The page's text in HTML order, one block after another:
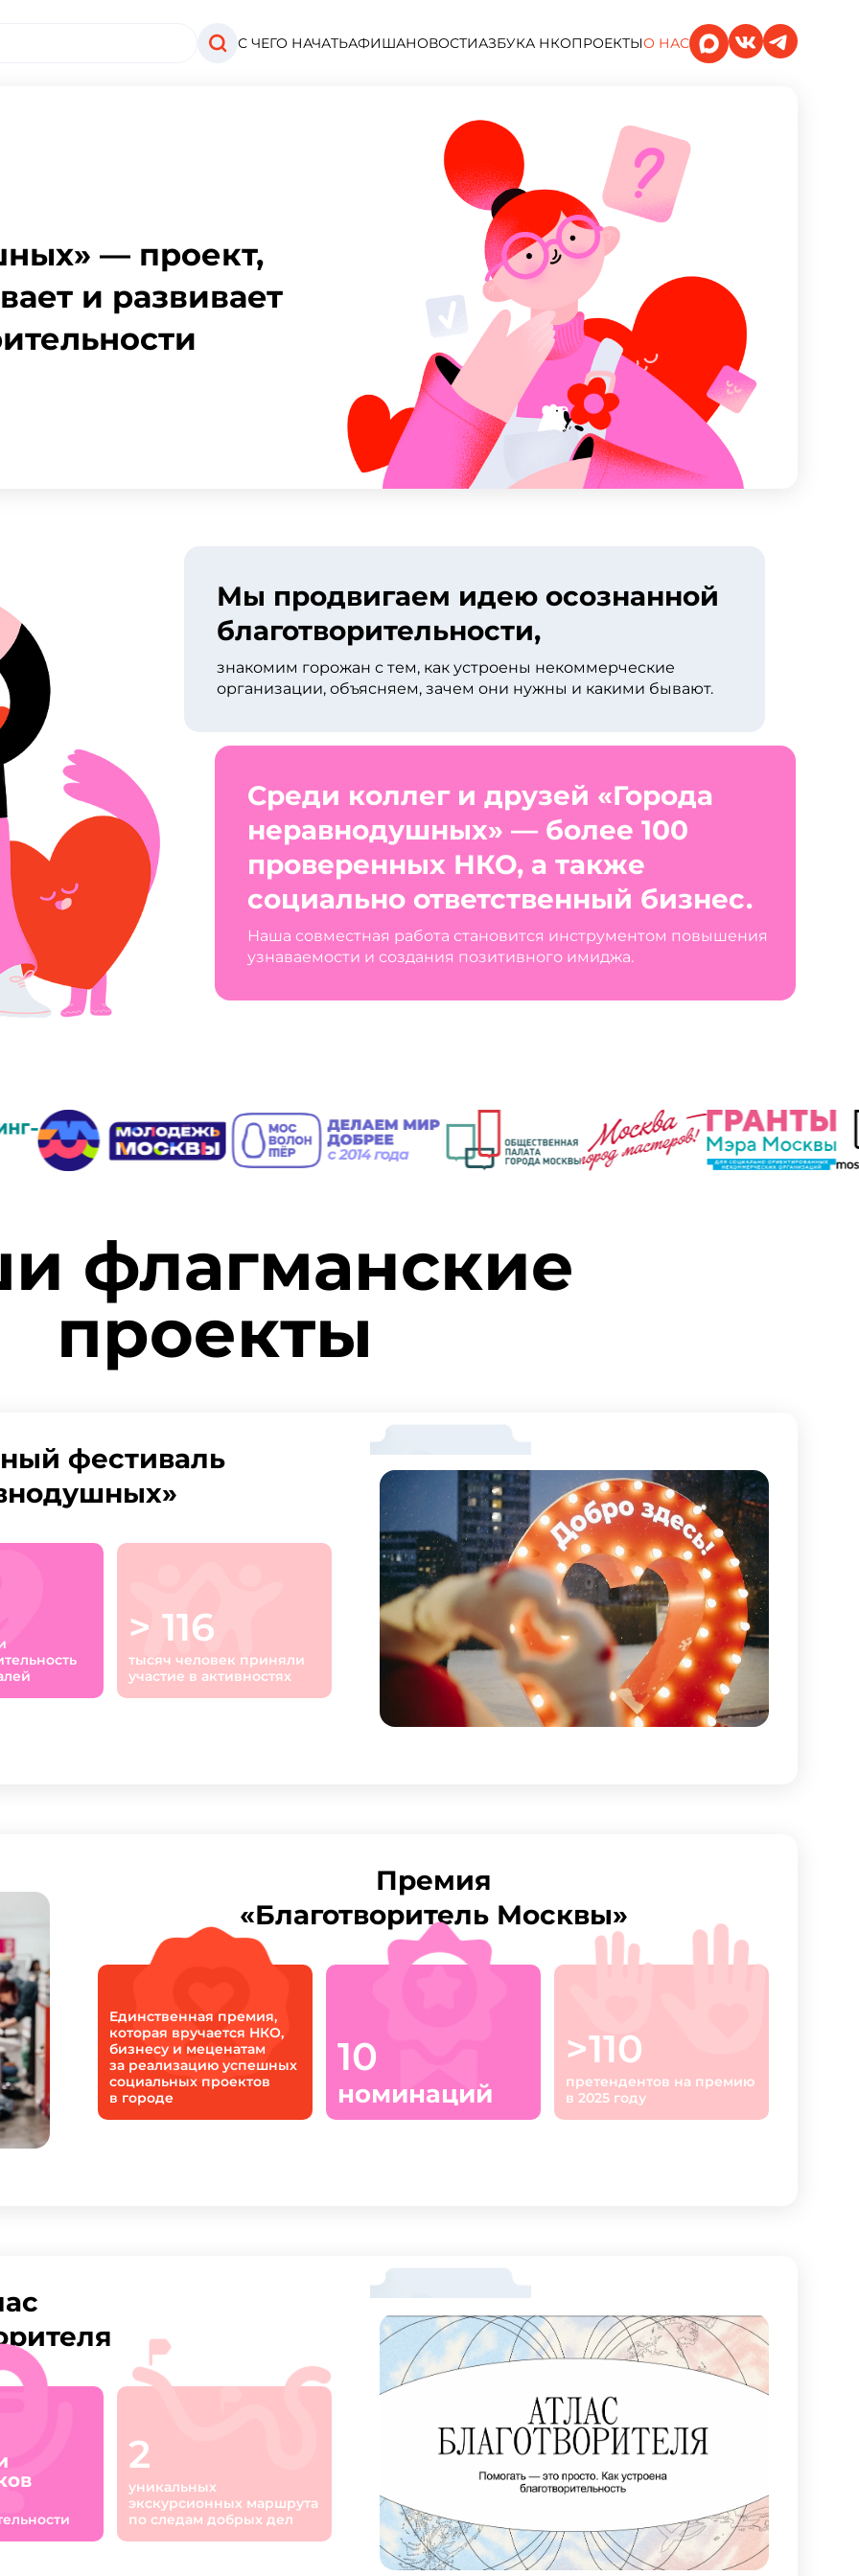
С ЧЕГО НАЧАТЬАФИШАНОВОСТИАЗБУКА НКОПРОЕКТЫО НАС
— проект,
и развивает
Мы продвигаем идею осознанной
благотворительности,
знакомим горожан с тем, как устроены некоммерческие
организации, объясняем, зачем они нужны и какими бывают.
Среди коллег и друзей «Города
неравнодушных» — более 100
проверенных НКО, а также
социально ответственный бизнес.
Наша совместная работа становится инструментом повышения
узнаваемости и создания позитивного имиджа.
флагманские
проекты
фестиваль
> 116
тысяч человек приняли
участие в активностях
Премия
«Благотворитель Москвы»
Единственная премия,
которая вручается НКО,
бизнесу и меценатам
за реализацию успешных
социальных проектов
в городе
10
номинаций
>110
претендентов на премию
в 2025 году
2
уникальных
экскурсионных маршрута
по следам добрых дел